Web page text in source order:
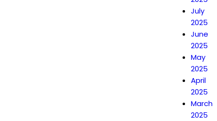
July
2025
June
2025
May
2025
April
2025
March
2025